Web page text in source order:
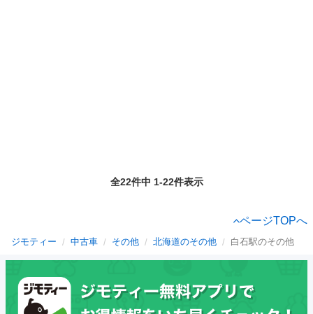
全22件中 1-22件表示
ページTOPへ
ジモティー 中古車 その他 北海道のその他 白石駅のその他